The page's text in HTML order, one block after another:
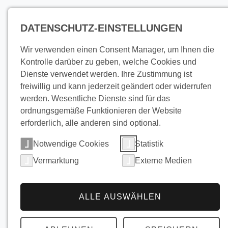
für
BUCO Falling Film
DATENSCHUTZ-EINSTELLUNGEN
Wir verwenden einen Consent Manager, um Ihnen die
Kontrolle darüber zu geben, welche Cookies und
Dienste verwendet werden. Ihre Zustimmung ist
freiwillig und kann jederzeit geändert oder widerrufen
werden. Wesentliche Dienste sind für das
ordnungsgemäße Funktionieren der Website
erforderlich, alle anderen sind optional.
Notwendige Cookies
Statistik
Vermarktung
Externe Medien
ALLE AUSWÄHLEN